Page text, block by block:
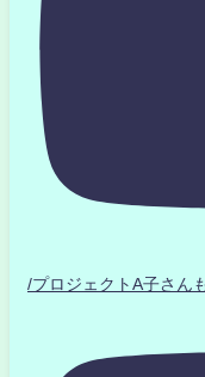
/プロジェクトA子さ